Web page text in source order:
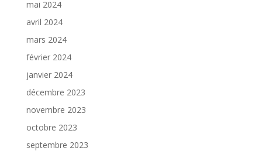
mai 2024
avril 2024
mars 2024
février 2024
janvier 2024
décembre 2023
novembre 2023
octobre 2023
septembre 2023